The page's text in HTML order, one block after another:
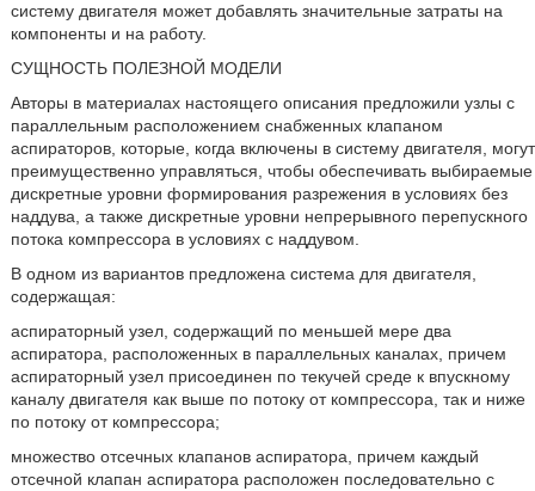
систему двигателя может добавлять значительные затраты на
компоненты и на работу.
СУЩНОСТЬ ПОЛЕЗНОЙ МОДЕЛИ
Авторы в материалах настоящего описания предложили узлы с
параллельным расположением снабженных клапаном
аспираторов, которые, когда включены в систему двигателя, могут
преимущественно управляться, чтобы обеспечивать выбираемые
дискретные уровни формирования разрежения в условиях без
наддува, а также дискретные уровни непрерывного перепускного
потока компрессора в условиях с наддувом.
В одном из вариантов предложена система для двигателя,
содержащая:
аспираторный узел, содержащий по меньшей мере два
аспиратора, расположенных в параллельных каналах, причем
аспираторный узел присоединен по текучей среде к впускному
каналу двигателя как выше по потоку от компрессора, так и ниже
по потоку от компрессора;
множество отсечных клапанов аспиратора, причем каждый
отсечной клапан аспиратора расположен последовательно с